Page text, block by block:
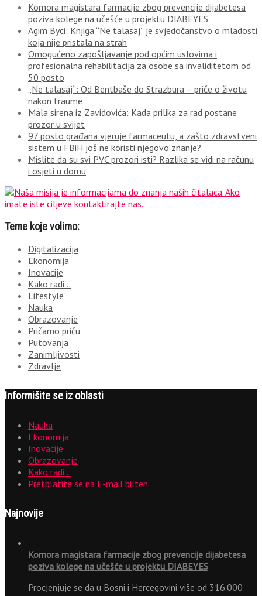
Komora magistara farmacije zbog prevencije dijabetesa
poziva kolege na učešće u projektu DIABEYES
Agim Byci: Knjiga “Ne talasaj” je svjedočanstvo o mladosti
koja nije pristala na strah
Omogućeno zapošljavanje pod općim uslovima i
profesionalna rehabilitacija za osobe sa invaliditetom od
50 posto
„Ne talasaj“: Od Bentbaše do Strazbura – priče o životu
nakon traume
Mala sirena iz Zavidovića: Kada prilika za rad postane
prozor u svijet
97 posto građana vjeruje farmaceutu, a zašto zdravstveni
sistem u FBiH još ne koristi njegovo znanje?
Mislite da su svi PVC prozori isti? Razlika se vidi na računu
i osjeti u domu
Teme koje volimo:
Digitalizacija
Ekonomija
Inovacije
Kako radi…
Lifestyle
Nauka
Obrazovanje
Pričamo priču
Putovanja
Zanimljivosti
Zdravlje
Informišite se iz oblasti
Nauka
Ekonomija
Inovacije
Obrazovanje
Kako radi…
Pretplatite se na E-mail bilten
Najnovije
Komora magistara farmacije zbog prevencije dijabetesa
poziva kolege na učešće u projektu DIABEYES
Procjenjuje se da u Bosni i Hercegovini više od 316.000